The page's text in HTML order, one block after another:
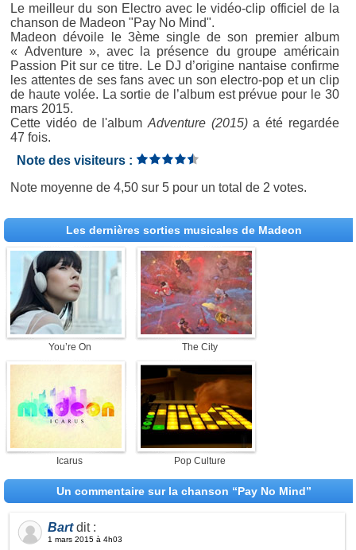
Le meilleur du son Electro avec le vidéo-clip officiel de la
chanson de Madeon "Pay No Mind".
Madeon dévoile le 3ème single de son premier album
« Adventure », avec la présence du groupe américain
Passion Pit sur ce titre. Le DJ d’origine nantaise confirme
les attentes de ses fans avec un son electro-pop et un clip
de haute volée. La sortie de l’album est prévue pour le 30
mars 2015.
Cette vidéo de l'album Adventure (2015)a été regardée
47 fois.
Note des visiteurs :
Note moyenne de4,50 sur5 pour un total de 2 votes.
Les dernières sorties musicales de Madeon
You’re On The City
Icarus Pop Culture
Un commentaire sur la chanson “Pay No Mind”
Bart dit :
1 mars 2015 à 4h03